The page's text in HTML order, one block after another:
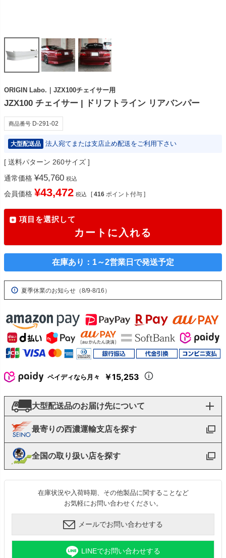
ORIGIN Labo.｜JZX100チェイサー用
JZX100 チェイサー | ドリフトライン リアバンパー
商品番号 D-291-02
大型配送品 法人宛てまたは支店止め配送をご利用下さい
送料パターン 260サイズ
通常価格 ¥45,760 税込
会員価格 ¥43,472 税込 [ 416 ポイント付与 ]
項目を選択して
カートに入れる
在庫あり：1～2営業日で発送予定
夏季休業のお知らせ（8/9-8/16）
ペイディなら月々 ￥15,253
大型配送品のお届け先について
最寄りの西濃運輸支店を探す
全国の取り扱い店を探す
在庫状況や入荷時期、その他製品に関することなど
お気軽にお問い合わせください。
メールでお問い合わせする
LINEでお問い合わせする